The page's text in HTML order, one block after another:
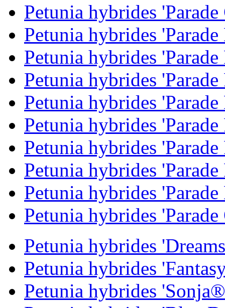
Petunia hybrides
Petunia hybrides
Petunia hybrides
Petunia hybrides
Petunia hybrides
Petunia hybrides
Petunia hybrides
Petunia hybrides
Petunia hybrides
Petunia hybrides 'Parade
Petunia hybrides
Petunia hybrides
Petunia hybrides